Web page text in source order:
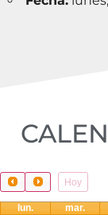
Hoy
lun. mar.